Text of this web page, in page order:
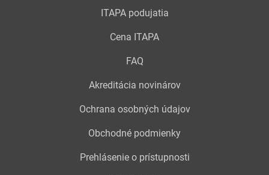
ITAPA podujatia
Cena ITAPA
FAQ
Akreditácia novinárov
Ochrana osobných údajov
Obchodné podmienky
Prehlásenie o prístupnosti